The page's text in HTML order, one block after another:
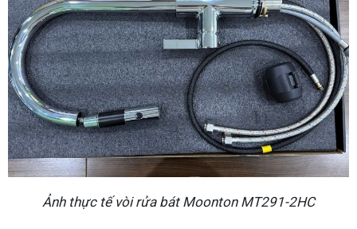
Ảnh thực tế vòi rửa bát Moonton MT291-2HC